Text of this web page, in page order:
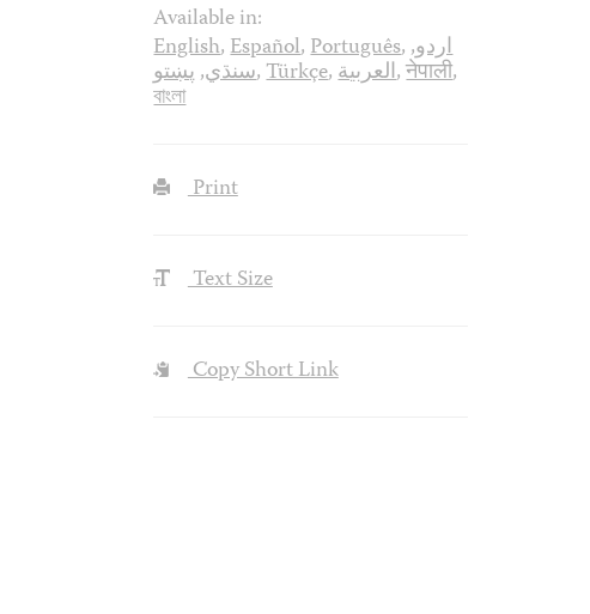
Available in:
English,Español,Português, اردو,
سنڌي,پښتو ,Türkçe,العربية,नेपाली,
বাংলা
Print
Text Size
Copy Short Link